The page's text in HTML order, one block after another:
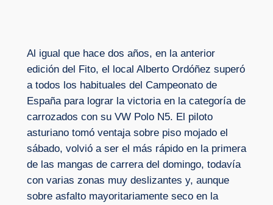
Al igual que hace dos años, en la anterior
edición del Fito, el local Alberto Ordóñez superó
a todos los habituales del Campeonato de
España para lograr la victoria en la categoría de
carrozados con su VW Polo N5. El piloto
asturiano tomó ventaja sobre piso mojado el
sábado, volvió a ser el más rápido en la primera
de las mangas de carrera del domingo, todavía
con varias zonas muy deslizantes y, aunque
sobre asfalto mayoritariamente seco en la